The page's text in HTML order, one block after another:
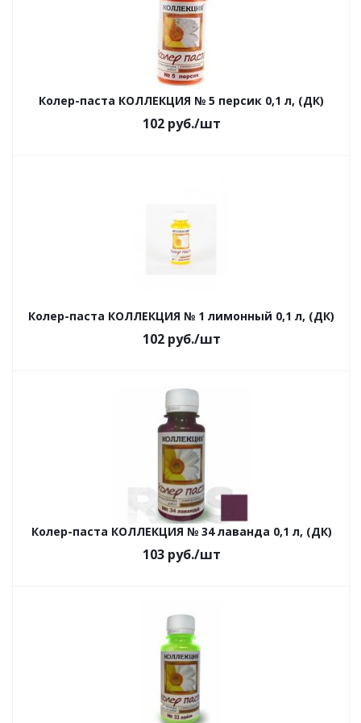
Колер-паста КОЛЛЕКЦИЯ № 5 персик 0,1 л, (ДК)
102руб./шт
Колер-паста КОЛЛЕКЦИЯ № 1 лимонный 0,1 л, (ДК)
102руб./шт
Колер-паста КОЛЛЕКЦИЯ № 34 лаванда 0,1 л, (ДК)
103руб./шт